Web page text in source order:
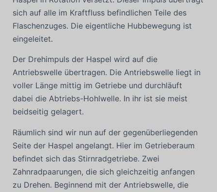
sich auf alle im Kraftfluss befindlichen Teile des
Flaschenzuges. Die eigentliche Hubbewegung ist
eingeleitet.
Der Drehimpuls der Haspel wird auf die
Antriebswelle übertragen. Die Antriebswelle liegt in
voller Länge mittig im Getriebe und durchläuft
dabei die Abtriebs-Hohlwelle. In ihr ist sie meist
beidseitig gelagert.
Räumlich sind wir nun auf der gegenüberliegenden
Seite der Haspel angelangt. Hier im Getrieberaum
befindet sich das Stirnradgetriebe. Zwei
Zahnradpaarungen, die sich gleichzeitig anfangen
zu Drehen. Beginnend mit der Antriebswelle, die